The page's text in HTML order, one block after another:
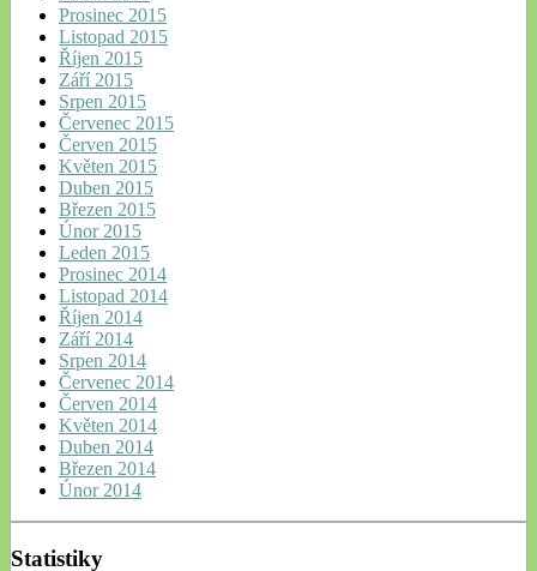
Prosinec 2015
Listopad 2015
Říjen 2015
Září 2015
Srpen 2015
Červenec 2015
Červen 2015
Květen 2015
Duben 2015
Březen 2015
Únor 2015
Leden 2015
Prosinec 2014
Listopad 2014
Říjen 2014
Září 2014
Srpen 2014
Červenec 2014
Červen 2014
Květen 2014
Duben 2014
Březen 2014
Únor 2014
Statistiky